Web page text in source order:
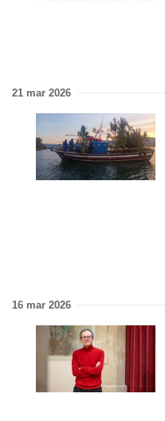
21 mar 2026
16 mar 2026